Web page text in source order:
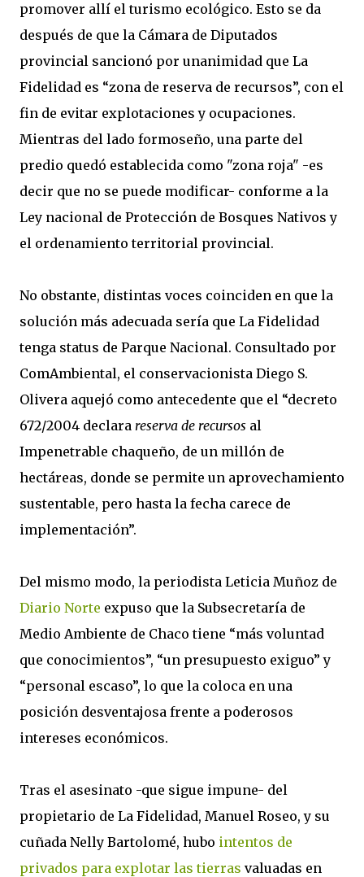
promover allí el turismo ecológico. Esto se da
después de que la Cámara de Diputados
provincial sancionó por unanimidad que La
Fidelidad es “zona de reserva de recursos”, con el
fin de evitar explotaciones y ocupaciones.
Mientras del lado formoseño, una parte del
predio quedó establecida como "zona roja" -es
decir que no se puede modificar- conforme a la
Ley nacional de Protección de Bosques Nativos y
el ordenamiento territorial provincial.
No obstante, distintas voces coinciden en que la
solución más adecuada sería que La Fidelidad
tenga status de Parque Nacional. Consultado por
ComAmbiental, el conservacionista Diego S.
Olivera aquejó como antecedente que el “decreto
672/2004 declara reserva de recursos al
Impenetrable chaqueño, de un millón de
hectáreas, donde se permite un aprovechamiento
sustentable, pero hasta la fecha carece de
implementación”.
Del mismo modo, la periodista Leticia Muñoz de
Diario Norte expuso que la Subsecretaría de
Medio Ambiente de Chaco tiene “más voluntad
que conocimientos”, “un presupuesto exiguo” y
“personal escaso”, lo que la coloca en una
posición desventajosa frente a poderosos
intereses económicos.
Tras el asesinato -que sigue impune- del
propietario de La Fidelidad, Manuel Roseo, y su
cuñada Nelly Bartolomé, hubo intentos de
privados para explotar las tierras valuadas en